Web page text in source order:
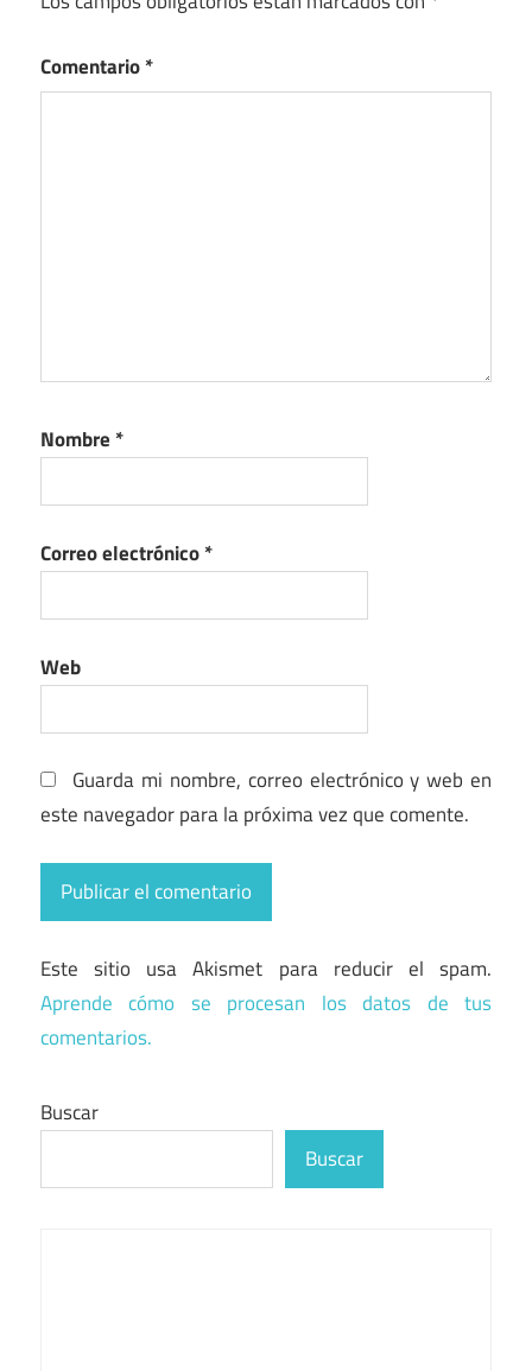
Comentario*
Nombre *
Correo electrónico*
Web
Guarda mi nombre, correo electrónico y web en
este navegador para la próxima vez que comente.
Este sitio usa Akismet para reducir el spam.
Aprende cómo se procesan los datos de tus
comentarios.
Buscar
Buscar